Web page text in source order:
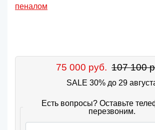
75 000 руб. 107 100
SALE 30% до 29
Есть вопросы? Оставьте
перезвоним.